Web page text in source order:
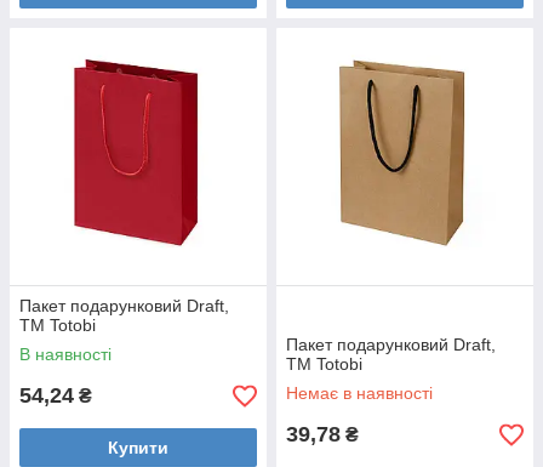
Пакет подарунковий Draft,
TM Totobi
В наявності
54,24 ₴
Купити
Пакет подарунковий Draft,
TM Totobi
Немає в наявності
39,78 ₴